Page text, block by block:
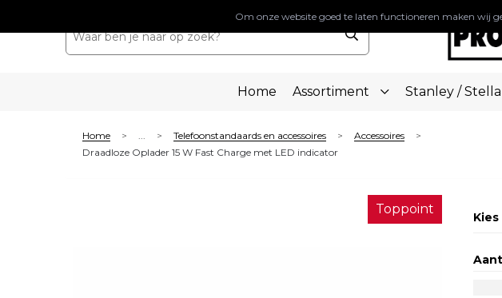
Home Assortiment Stanley / Stella
Home > ... > Telefoonstandaards en accessoires > Accessoires >
Draadloze Oplader 15 W Fast Charge met LED indicator
Toppoint
Om onze website goed te laten functioneren maken wij